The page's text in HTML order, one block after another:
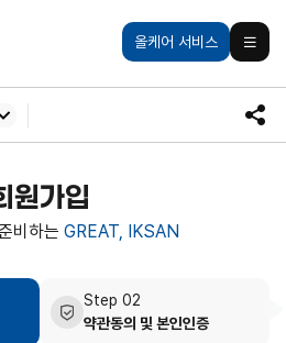
올케어 서비스 모바일
SNS
원가입
비하는 GREAT, IKSAN
Step 02
약관동의 및 본인인증